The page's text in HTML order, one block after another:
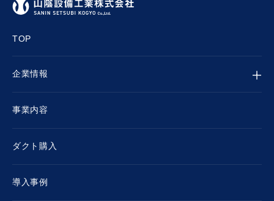
TOP
企業情報
事業内容
ダクト購入
導入事例